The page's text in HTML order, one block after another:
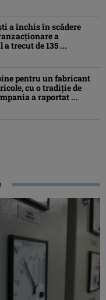
a închis în scădere
a
trecut de 135 ...
pentru un fabricant
cu o tradiție de
a raportat ...